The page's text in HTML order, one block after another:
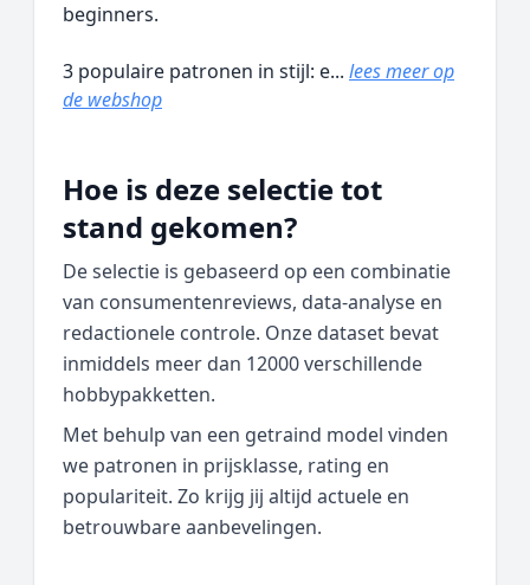
beginners.
3 populaire patronen in stijl: e... lees meer op
de webshop
Hoe is deze selectie tot
stand gekomen?
De selectie is gebaseerd op een combinatie
van consumentenreviews, data‑analyse en
redactionele controle. Onze dataset bevat
inmiddels meer dan 12000 verschillende
hobbypakketten.
Met behulp van een getraind model vinden
we patronen in prijsklasse, rating en
populariteit. Zo krijg jij altijd actuele en
betrouwbare aanbevelingen.